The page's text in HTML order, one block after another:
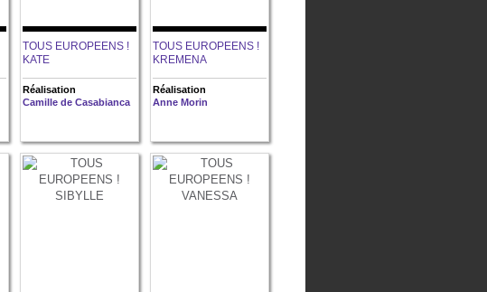
TOUS EUROPEENS !
KATE
Réalisation
Camille de Casabianca
TOUS EUROPEENS !
KREMENA
Réalisation
Anne Morin